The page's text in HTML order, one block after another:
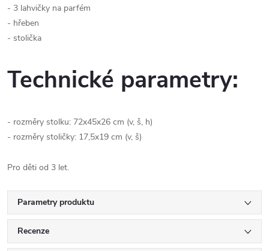
- 3 lahvičky na parfém
- hřeben
- stolička
Technické parametry:
- rozměry stolku: 72x45x26 cm (v, š, h)
- rozměry stoličky: 17,5x19 cm (v, š)
Pro děti od 3 let.
Parametry produktu
Recenze